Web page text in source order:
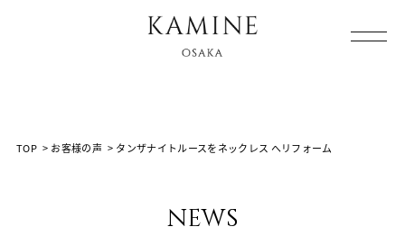
TOP > お客様の声 > タンザナイトルースをネックレス へリフォーム
news